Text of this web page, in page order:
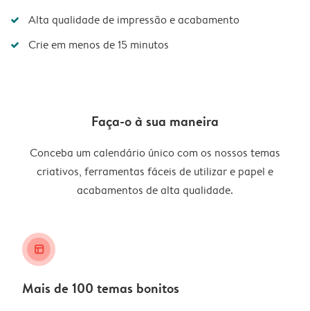
Alta qualidade de impressão e acabamento
Crie em menos de 15 minutos
Faça-o à sua maneira
Conceba um calendário único com os nossos temas
criativos, ferramentas fáceis de utilizar e papel e
acabamentos de alta qualidade.
layout_alt
Mais de 100 temas bonitos